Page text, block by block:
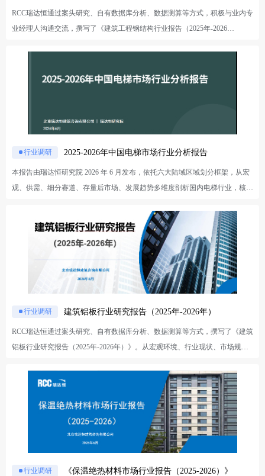
五、发展趋势研究：结合行业内专业经理人访谈，RCC对市场发展趋势、旧改
市场发展情况、应用产品趋势等方面进行探讨分析 六、数据库研究：从RCC
及主要参与企业排名
RCC瑞达恒通过案头研究、自有数据库分析、数据测算等方式，积极与业内专
业经理人沟通交流，撰写了《建筑工程钢结构行业报告（2025年-2026
宏观环境研究：分析当下的经济、政策、社会、技术环境对钢结构行业的宏观
库，分析基础建设、工业制造、住宅、商办及公共建筑领域的钢结构项目建设
情况 四、海外建设发展研究：结合钢结构产品进出口贸易数据以及海外钢结
构项目建设，分析钢结构海外发展情况 五、发展趋势研究：结合业内专业经
理人访谈，RCC对当前钢结构市场现状挑战、应用领域趋势及利好政策推动等
方面进行探讨分析
行业调研 2025-2026年中国电梯市场行业分析报告
本报告由瑞达恒研究院 2026 年 6 月发布，依托六大陆域区域划分框架，从宏
观、供需、细分赛道、存量后市场、发展趋势多维度剖析国内电梯行业，核心
宏观层面，政策、经济、社会、技术四大维度驱动行业转型。政策端以老旧电
梯更新加装、绿色能效、智能运维为核心，2025 年 189 亿元特别国债支持 12.
6 万台旧梯更新，20 年以上电梯强制评估、新建公建一级能效强制落地，加装
电梯表决门槛简化破除落地阻力。经济端地产投资深度下滑，住宅、商办、办
公楼投资全线负增，轨交、机场基建收缩，仅铁路投资保持 6% 正增长；保障
房、城中村改造、平急两用三大工程以存量改造对冲地产下行压力。社会端城
镇化放缓、60 岁以上人口占比超 18%，全国电梯保有量突破 1231 万台，超 2
00 万台梯龄超 15 年，催生加装、更新、维保刚需。技术端 AIoT、数字孪生
实现预测性维保，永磁同步曳引机、轻量化材料普及，智慧化、绿色化成为产
25 年 6.8%，年产量约 140 万台且增速转负。区域分化突出，华东、中南保有
量合计占全国近 70%，广东、江苏保有量均超 140 万台领跑；西南地区 9.8%
增速全国第一，中西部成为增长新引擎，东北、西北市场体量偏小、增长乏
力。 新梯市场整体收缩，2025 年整体规模下滑 10%-15%，赛道景气度两极分
化。住宅、商办、轨交、机场需求大幅走弱；医疗康养、铁路、先进制造为高
景气赛道，需求保持正向增长。城市层级分化明显，一线以存量改造为主，强
二线是市场中坚，三四线库存高企、增量空间有限。 存量后市场成为核心增
行业调研 建筑铝板行业研究报告（2025年-2026年）
RCC瑞达恒通过案头研究、自有数据库分析、数据测算等方式，撰写了《建筑
铝板行业研究报告（2025年-2026年）》。从宏观环境、行业现状、市场规
进行铝金属板市场分析及业务开拓与布局。 一、宏观发展环境研究：全面评
估政治、经济、社会和技术环境，识别影响建筑铝板行业发展的关键因素
二、行业发展现状研究：从行业发展简史、产业链动态、国际贸易等多个角
度，系统分析建筑铝板行业发展现状 三、市场竞争格局研究：结合典型企业
近年运营表现与业务规划动态，系统梳理现阶段铝板相关企业的核心特征
四、市场应用规模及潜力领域：结合RCC权威数据，系统评估建筑铝板应用的
整体发展空间与市场机遇 五、行业发展趋势研究：结合行业内专业经理人访
行业调研 《保温绝热材料市场行业报告（2025-2026）》